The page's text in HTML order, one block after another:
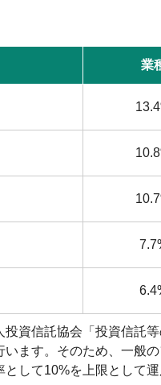
業
資信託協会「投資信託
ます。そのため、一般
して10%を上限として